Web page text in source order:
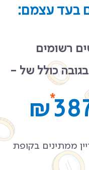
בעד עצמם:
כולל של -
₪
ממתינים בקופת